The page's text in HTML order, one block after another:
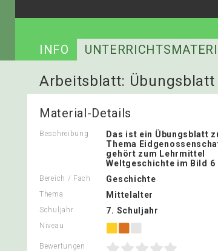
INFO
Arbeitsblatt:
Material-Details
Beschreibung
Das ist ein Übungsblatt
Thema
gehört zum Lehrmittel
Weltgeschichte im Bild 6
Bereich / Fach Geschichte
Thema Mittelalter
Schuljahr 7. Schuljahr
Niveau
Bewertungen